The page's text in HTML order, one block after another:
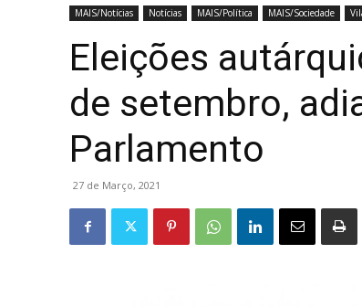
MAIS/Notícias Notícias MAIS/Política MAIS/Sociedade
Eleições
de setembro,
Parlamento
27 de Março, 2021